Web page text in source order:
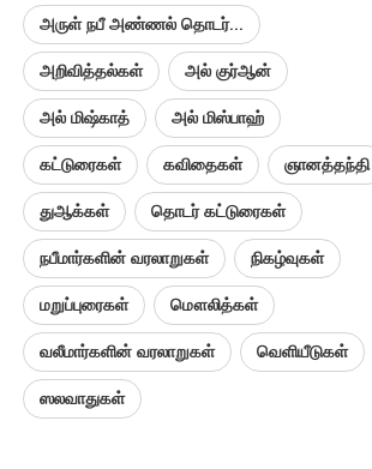
அருள் நபீ அண்ணல் தொடர்...
அறிவித்தல்கள் அல் குர்ஆன்
அல் மிஷ்காத் அல் மிஸ்பாஹ்
கட்டுரைகள் கவிதைகள் ஞானத்தந்தி
துஆக்கள் தொடர் கட்டுரைகள்
நபீமார்களின் வரலாறுகள் நிகழ்வுகள்
மறுப்புரைகள் மௌலித்கள்
வலீமார்களின் வரலாறுகள் வெளியீடுகள்
ஸலவாதுகள்